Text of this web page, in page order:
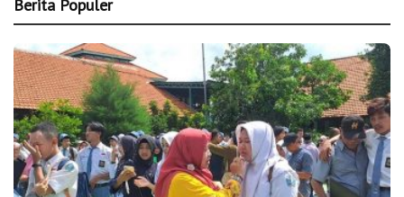
Berita Populer